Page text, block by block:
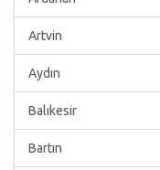
Artvin
Aydın
Balıkesir
Bartın